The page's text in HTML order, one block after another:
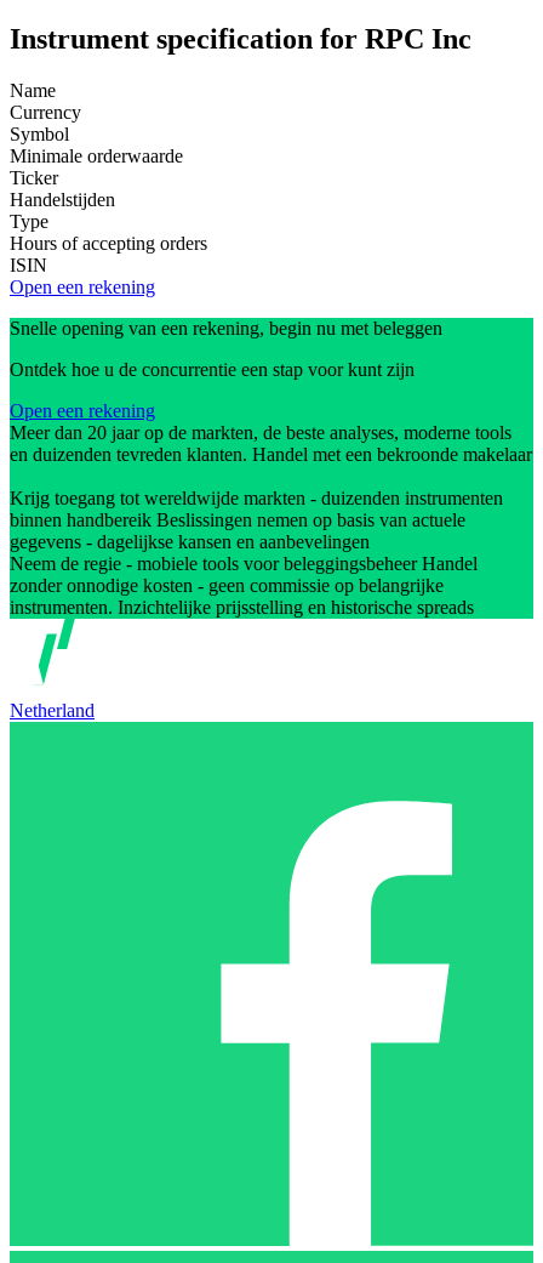
Instrument specification for RPC Inc
Name
Currency
Symbol
Minimale orderwaarde
Ticker
Handelstijden
Type
Hours of accepting orders
ISIN
Open een rekening
Snelle opening van een rekening, begin nu met beleggen
Ontdek hoe u de concurrentie een stap voor kunt zijn
Open een rekening
Meer dan 20 jaar op de markten, de beste analyses, moderne tools
en duizenden tevreden klanten. Handel met een bekroonde makelaar
Krijg toegang tot wereldwijde markten - duizenden instrumenten
binnen handbereik Beslissingen nemen op basis van actuele
gegevens - dagelijkse kansen en aanbevelingen
Neem de regie - mobiele tools voor beleggingsbeheer Handel
zonder onnodige kosten - geen commissie op belangrijke
instrumenten. Inzichtelijke prijsstelling en historische spreads
Netherland